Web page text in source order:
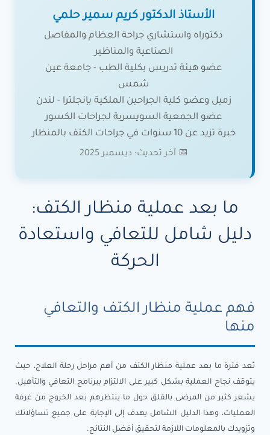
الأستاذ الدكتور كريم سمير حلمي
دكتوراه واستشاري جراحة العظام والمفاصل
الصناعية والمناظير
عضو هيئة تدريس بكلية الطب - جامعة عين
شمس
زميل وعضو كلية الجراحين الملكية بإنجلترا - لندن
عضو الجمعية السويسرية لجراحات الكسور
خبرة تزيد عن 10 سنوات في جراحات الكتف بالمنظار
📅 آخر تحديث: ديسمبر 2025
ما بعد عملية منظار الكتف:
دليل شامل للتعافي واستعادة
الحركة
فهم عملية منظار الكتف والتعافي
منها
تُعد فترة ما بعد عملية منظار الكتف من أهم مراحل رحلة العلاج، حيث
يتوقف نجاح العملية بشكل كبير على الالتزام ببرنامج التعافي والتأهيل.
يشعر كثير من المرضى بالقلق حول ما ينتظرهم بعد الخروج من غرفة
العمليات، وهذا الدليل الشامل يهدف إلى الإجابة على جميع تساؤلاتك
وتزويدك بالمعلومات اللازمة لتحقيق أفضل النتائج.